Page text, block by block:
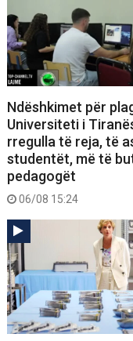
Ndëshkimet për
Universiteti i
rregulla të reja, të
studentët, më të
pedagogët
06/08 15:24